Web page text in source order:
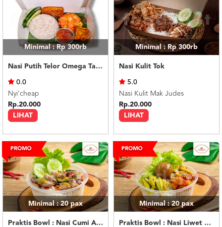
Minimal : Rp 300rb
Nasi Putih Telor Omega Tahu Tempe
LIHAT
0.0
Nyi'cheap
Rp.20.000
Minimal : Rp 300rb
Nasi Kulit Tok
LIHAT
5.0
Nasi Kulit Mak Judes
Rp.20.000
Minimal : 20pax
Praktis Bowl : Nasi Cumi Asin
Minimal : 20pax
Praktis Bowl : Nasi Liwet Ayam Suwir